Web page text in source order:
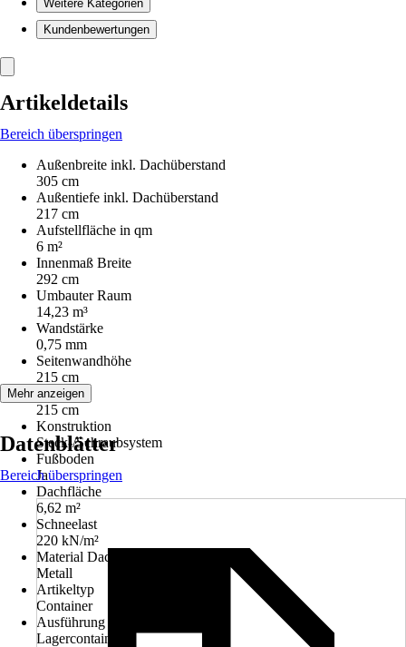
Weitere Kategorien
Kundenbewertungen
Artikeldetails
Bereich überspringen
Außenbreite inkl. Dachüberstand
305 cm
Außentiefe inkl. Dachüberstand
217 cm
Aufstellfläche in qm
6 m²
Innenmaß Breite
292 cm
Umbauter Raum
14,23 m³
Wandstärke
0,75 mm
Seitenwandhöhe
215 cm
Firsthöhe
215 cm
Konstruktion
Steck-/Schraubsystem
Fußboden
Ja
Dachfläche
6,62 m²
Schneelast
220 kN/m²
Material Dach
Metall
Artikeltyp
Container
Ausführung
Lagercontainer
Mehr anzeigen
Datenblätter
Bereich überspringen